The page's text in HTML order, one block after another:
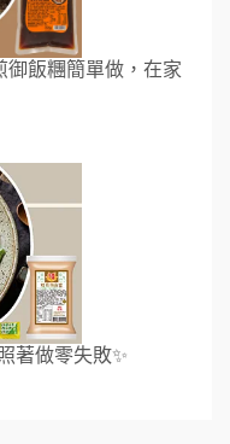
御飯糰簡單做，在家
著做零失敗✨